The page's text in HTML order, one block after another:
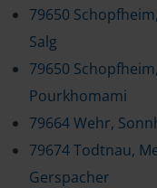
79650
Salg
79650
Pourkhomami
79664 Wehr,
79674 Todtnau,
Gerspacher